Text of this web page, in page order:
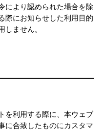
により認められた場合を除
際にお知らせした利用目的
しません。
を利用する際に、本ウェブ
に合致したものにカスタマ